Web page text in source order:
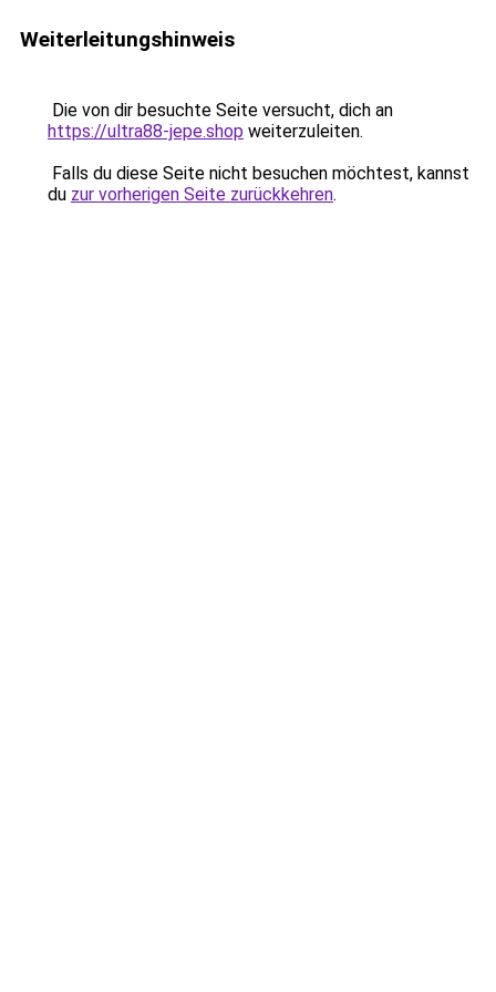
Weiterleitungshinweis
Die von dir besuchte Seite versucht, dich an
https://ultra88-jepe.shop weiterzuleiten.
Falls du diese Seite nicht besuchen möchtest, kannst
du zur vorherigen Seite zurückkehren.